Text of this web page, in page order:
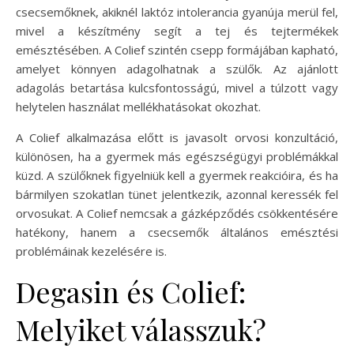
csecsemőknek, akiknél laktóz intolerancia gyanúja merül fel,
mivel a készítmény segít a tej és tejtermékek
emésztésében. A Colief szintén csepp formájában kapható,
amelyet könnyen adagolhatnak a szülők. Az ajánlott
adagolás betartása kulcsfontosságú, mivel a túlzott vagy
helytelen használat mellékhatásokat okozhat.
A Colief alkalmazása előtt is javasolt orvosi konzultáció,
különösen, ha a gyermek más egészségügyi problémákkal
küzd. A szülőknek figyelniük kell a gyermek reakcióira, és ha
bármilyen szokatlan tünet jelentkezik, azonnal keressék fel
orvosukat. A Colief nemcsak a gázképződés csökkentésére
hatékony, hanem a csecsemők általános emésztési
problémáinak kezelésére is.
Degasin és Colief:
Melyiket válasszuk?